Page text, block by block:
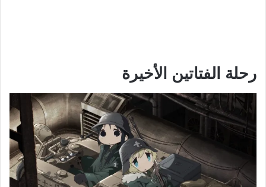
رحلة الفتاتين الأخيرة